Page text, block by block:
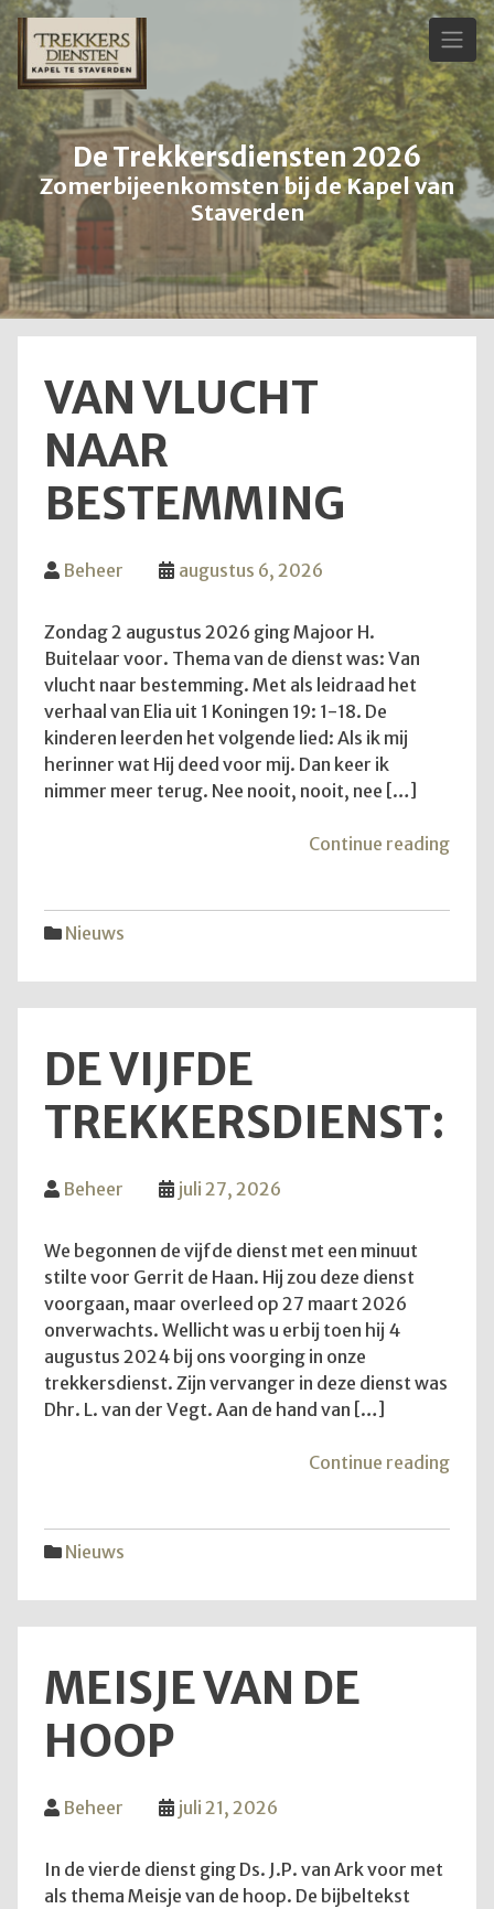
Skip
to
content
De Trekkersdiensten 2026
Zomerbijeenkomsten bij de Kapel van
Staverden
VAN VLUCHT
NAAR
BESTEMMING
Beheer augustus 6, 2026
Zondag 2 augustus 2026 ging Majoor H.
Buitelaar voor. Thema van de dienst was: Van
vlucht naar bestemming. Met als leidraad het
verhaal van Elia uit 1 Koningen 19: 1-18. De
kinderen leerden het volgende lied: Als ik mij
herinner wat Hij deed voor mij. Dan keer ik
nimmer meer terug. Nee nooit, nooit, nee […]
Continue reading"Van
Nieuws
DE VIJFDE
TREKKERSDIENST:
Beheer juli 27, 2026
We begonnen de vijfde dienst met een minuut
stilte voor Gerrit de Haan. Hij zou deze dienst
voorgaan, maar overleed op 27 maart 2026
onverwachts. Wellicht was u erbij toen hij 4
augustus 2024 bij ons voorging in onze
trekkersdienst. Zijn vervanger in deze dienst was
Dhr. L. van der Vegt. Aan de hand van […]
Continue reading"De
Nieuws
MEISJE VAN DE
HOOP
Beheer juli 21, 2026
In de vierde dienst ging Ds. J.P. van Ark voor met
als thema Meisje van de hoop. De bijbeltekst